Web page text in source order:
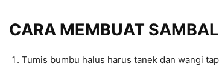
CARA MEMBUAT
Tumis bumbu halus harus tanek dan wangi